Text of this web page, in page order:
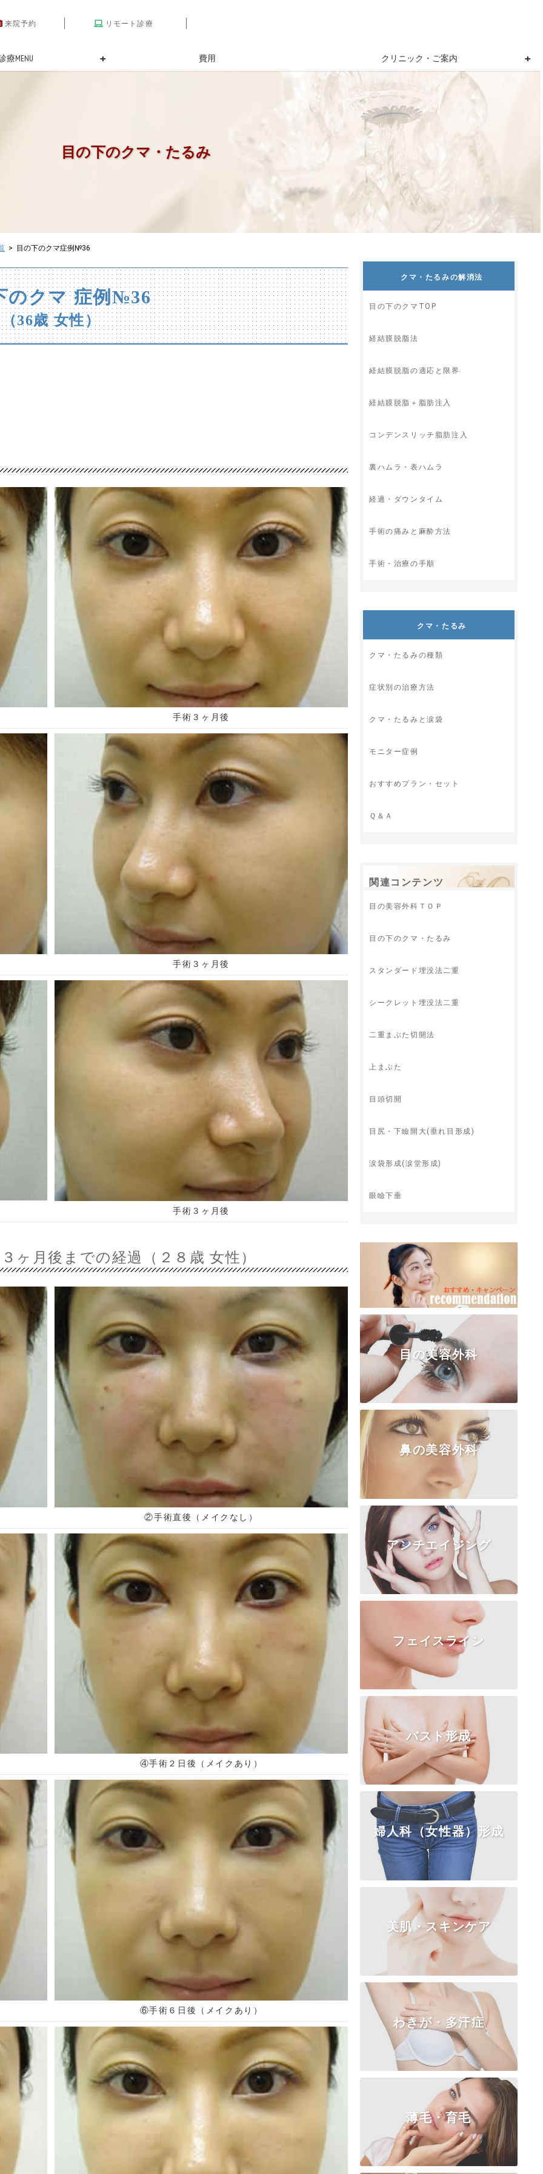
来院予約 リモート診療
療MENU 費用 クリニック・ご案内
目の下のクマ・たるみ
> 目の下のクマ症例№36
のクマ 症例№36
（36歳 女性）
手術３ヶ月後
手術３ヶ月後
手術３ヶ月後
ヶ月後までの経過（２８歳 女性）
②手術直後（メイクなし）
④手術２日後（メイクあり）
⑥手術６日後（メイクあり）
クマ・たるみの解消法
目の下のクマTOP
経結膜脱脂法
経結膜脱脂の適応と限界
経結膜脱脂＋脂肪注入
コンデンスリッチ脂肪注入
裏ハムラ・表ハムラ
経過・ダウンタイム
手術の痛みと麻酔方法
手術・治療の手順
クマ・たるみ
クマ・たるみの種類
症状別の治療方法
クマ・たるみと涙袋
モニター症例
おすすめプラン・セット
Ｑ＆Ａ
関連コンテンツ
目の美容外科ＴＯＰ
目の下のクマ・たるみ
スタンダード埋没法二重
シークレット埋没法二重
二重まぶた切開法
上まぶた
目頭切開
目尻・下瞼開大(垂れ目形成)
涙袋形成(涙堂形成)
眼瞼下垂
目の美容外科
クマ・たるみ
二重埋没法
上まぶた
目頭切開
涙袋 眼瞼下垂
鼻の美容外科
TOP 隆鼻術
鼻尖形成
鼻中隔延長
鼻柱・鼻翼基部
鼻骨・ワシ鼻
小鼻形成
アンチエイジング
TOP 糸リフト
ボトックス
ヒアルロン酸
フェイスリフト
フェイスライン
TOP 頬・顎の脂肪
アゴの整形
エラ・頬骨
バスト形成
TOP 乳房挙上・縮小
乳頭・乳輪
女性化乳房
婦人科（女性器）形成
小陰唇 副皮
クリトリス
処女膜 処女膜の切開
美肌・スキンケア
ピコシェア・ゼオスキン
わきが・多汗症
ビューホット高周波ＲＦ
BOTOX汗止め注射
皮弁法（保険適用）
薄毛・育毛